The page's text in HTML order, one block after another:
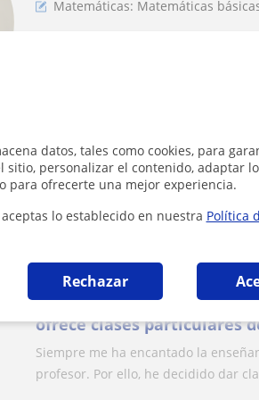
datos, tales como cookies, para
sitio, personalizar el contenido, adaptar
para ofrecerte una mejor experiencia.
lo establecido en nuestra Política
Rechazar
Matemáticas: Matemáticas
Ofrezco clases de
Estudiante de Grado de
Graduado en Biología y
ofrece clases particulares
primaria hasta 2º de
desplazamiento por la
(Vera, Los Gallardos,
Siempre me ha encantado la
profesor. Por ello, he decidido dar